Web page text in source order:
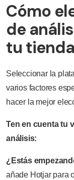
Cómo
de
tu tienda
Seleccionar la
varios factores
hacer la mejor
Ten en cuenta tu
análisis:
¿Estás
añade Hotjar para